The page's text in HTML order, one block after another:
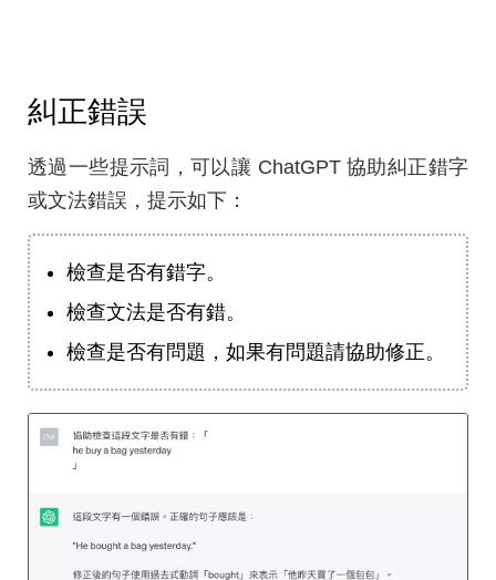
糾正錯誤
透過一些提示詞，可以讓 ChatGPT 協助糾正錯字
或文法錯誤，提示如下：
檢查是否有錯字。
檢查文法是否有錯。
檢查是否有問題，如果有問題請協助修正。